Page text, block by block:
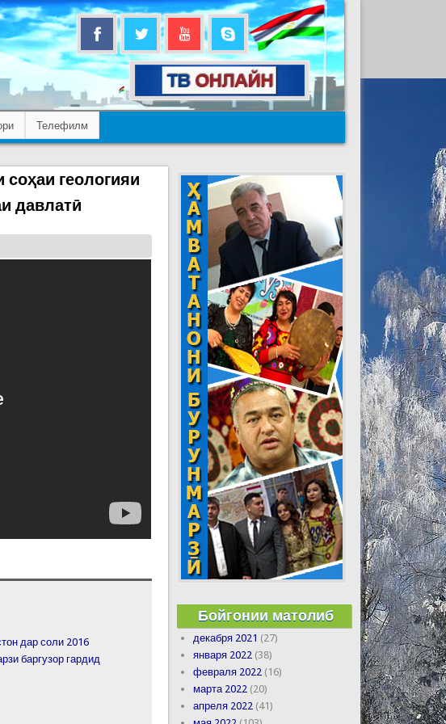
Телефилм
геологияи
давлатӣ
дар соли 2016
баргузор гардид
Бойгонии матолиб
декабря 2021 (27)
января 2022 (38)
февраля 2022 (16)
марта 2022 (20)
апреля 2022 (41)